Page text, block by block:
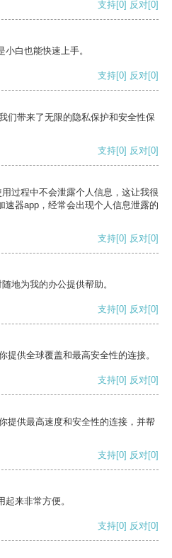
支持[0] 反对[0]
白也能快速上手。
支持[0] 反对[0]
们带来了无限的隐私保护和安全性保
支持[0] 反对[0]
过程中不会泄露个人信息，这让我很
速器app，经常会出现个人信息泄露的
支持[0] 反对[0]
地为我的办公提供帮助。
支持[0] 反对[0]
提供全球覆盖和最高安全性的连接。
支持[0] 反对[0]
提供最高速度和安全性的连接，并帮
支持[0] 反对[0]
来非常方便。
支持[0] 反对[0]